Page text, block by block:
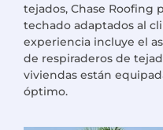
tejados, Chase Roofing
techado adaptados al
experiencia incluye el
de respiraderos de
viviendas están
óptimo.